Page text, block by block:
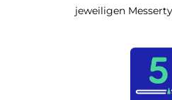
jeweiligen